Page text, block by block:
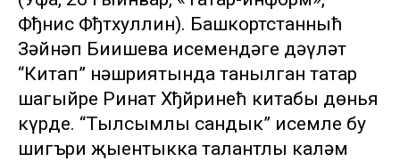
Фђнис Фђтхуллин). Башкортстанныћ
Зәйнәп Биишева исемендәге дәүләт
“Китап” нәшриятында танылган татар
шагыйре Ринат Хђйринећ китабы дөнья
күрде. “Тылсымлы сандык” исемле бу
шигъри җыентыкка талантлы каләм